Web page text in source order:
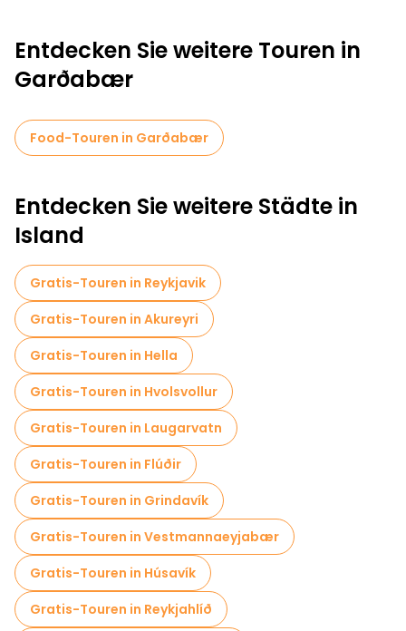
Entdecken Sie weitere Touren in
Garðabær
Food-Touren in Garðabær
Entdecken Sie weitere Städte in
Island
Gratis-Touren in Reykjavik
Gratis-Touren in Akureyri
Gratis-Touren in Hella
Gratis-Touren in Hvolsvollur
Gratis-Touren in Laugarvatn
Gratis-Touren in Flúðir
Gratis-Touren in Grindavík
Gratis-Touren in Vestmannaeyjabær
Gratis-Touren in Húsavík
Gratis-Touren in Reykjahlíð